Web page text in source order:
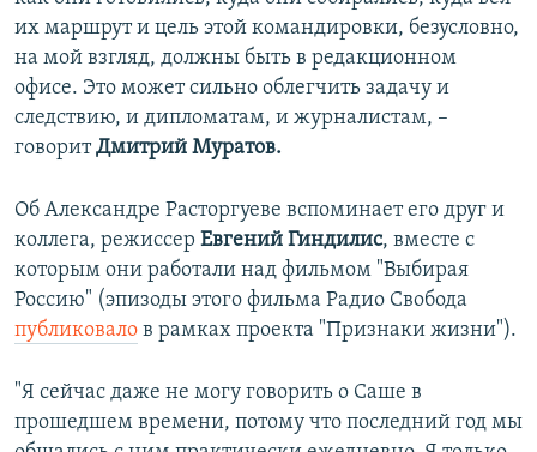
их маршрут и цель этой командировки, безусловно,
на мой взгляд, должны быть в редакционном
офисе. Это может сильно облегчить задачу и
следствию, и дипломатам, и журналистам, –
говоритДмитрий Муратов.
Об Александре Расторгуеве вспоминает его друг и
коллега, режиссер Евгений Гиндилис, вместе с
которым они работали над фильмом "Выбирая
Россию" (эпизоды этого фильма Радио Свобода
публиковало в рамках проекта "Признаки жизни").
"Я сейчас даже не могу говорить о Саше в
прошедшем времени, потому что последний год мы